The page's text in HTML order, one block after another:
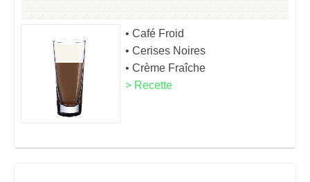
• Café Froid
• Cerises Noires
• Crème Fraîche
> Recette